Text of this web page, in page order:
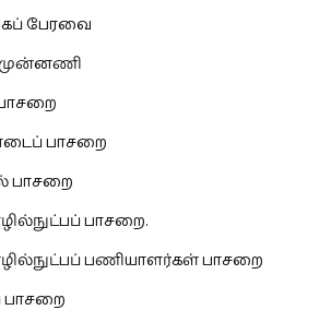
பேரவை
முன்னணி
பாசறை
பாசறை
பாசறை.
பணியாளர்கள் பாசறை
பாசறை